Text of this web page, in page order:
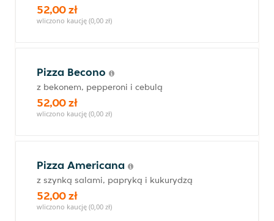
52,00 zł
wliczono kaucję (0,00 zł)
Pizza Becono
z bekonem, pepperoni i cebulą
52,00 zł
wliczono kaucję (0,00 zł)
Pizza Americana
z szynką salami, papryką i kukurydzą
52,00 zł
wliczono kaucję (0,00 zł)